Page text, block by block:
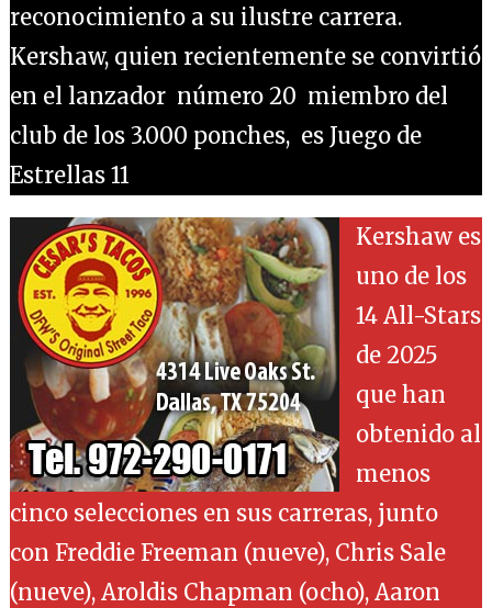
reconocimiento a su ilustre carrera.
Kershaw, quien recientemente se convirtió
en el lanzador número 20 miembro del
club de los 3.000 ponches, es Juego de
Estrellas 11
Kershaw es
uno de los
14 All-Stars
de 2025
que han
obtenido al
menos
cinco selecciones en sus carreras, junto
con Freddie Freeman (nueve), Chris Sale
(nueve), Aroldis Chapman (ocho), Aaron